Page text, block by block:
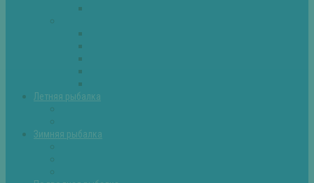
Летняя рыбалка
Зимняя рыбалка